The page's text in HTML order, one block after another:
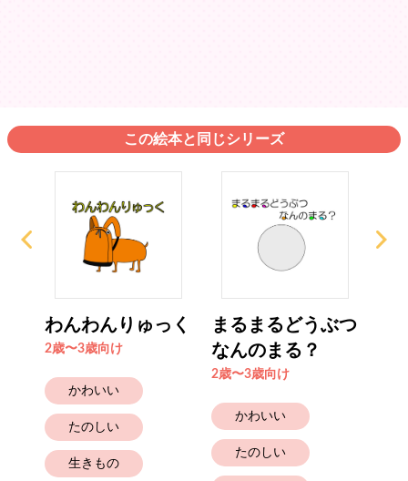
この絵本と同じシリーズ
わんわんりゅっく
2歳〜3歳向け
かわいい
たのしい
生きもの
まるまるどうぶつ
なんのまる？
2歳〜3歳向け
かわいい
たのしい